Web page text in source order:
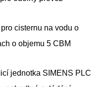
cisternu na vodu o
o objemu 5 CBM
jednotka SIMENS PLC